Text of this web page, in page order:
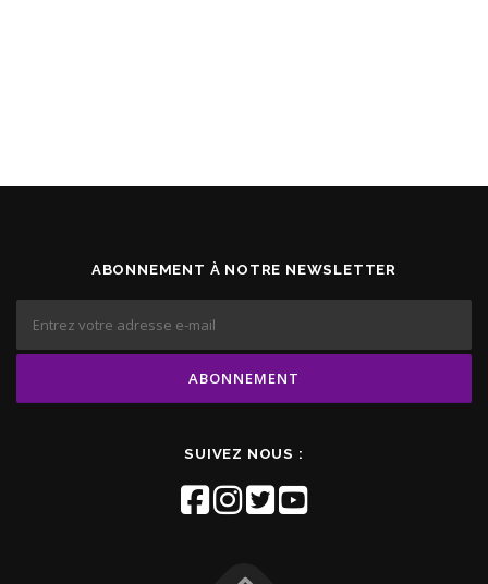
ABONNEMENT À NOTRE NEWSLETTER
SUIVEZ NOUS :